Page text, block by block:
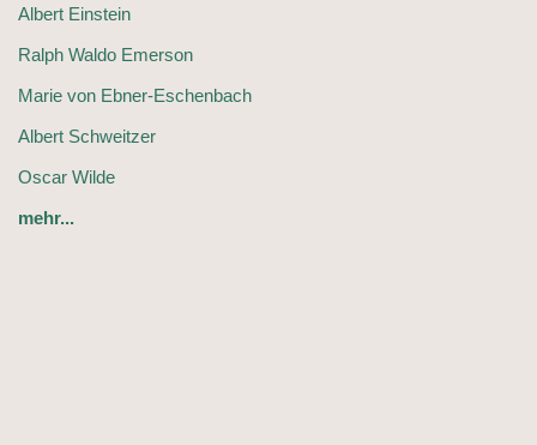
Albert Einstein
Ralph Waldo Emerson
Marie von Ebner-Eschenbach
Albert Schweitzer
Oscar Wilde
mehr...